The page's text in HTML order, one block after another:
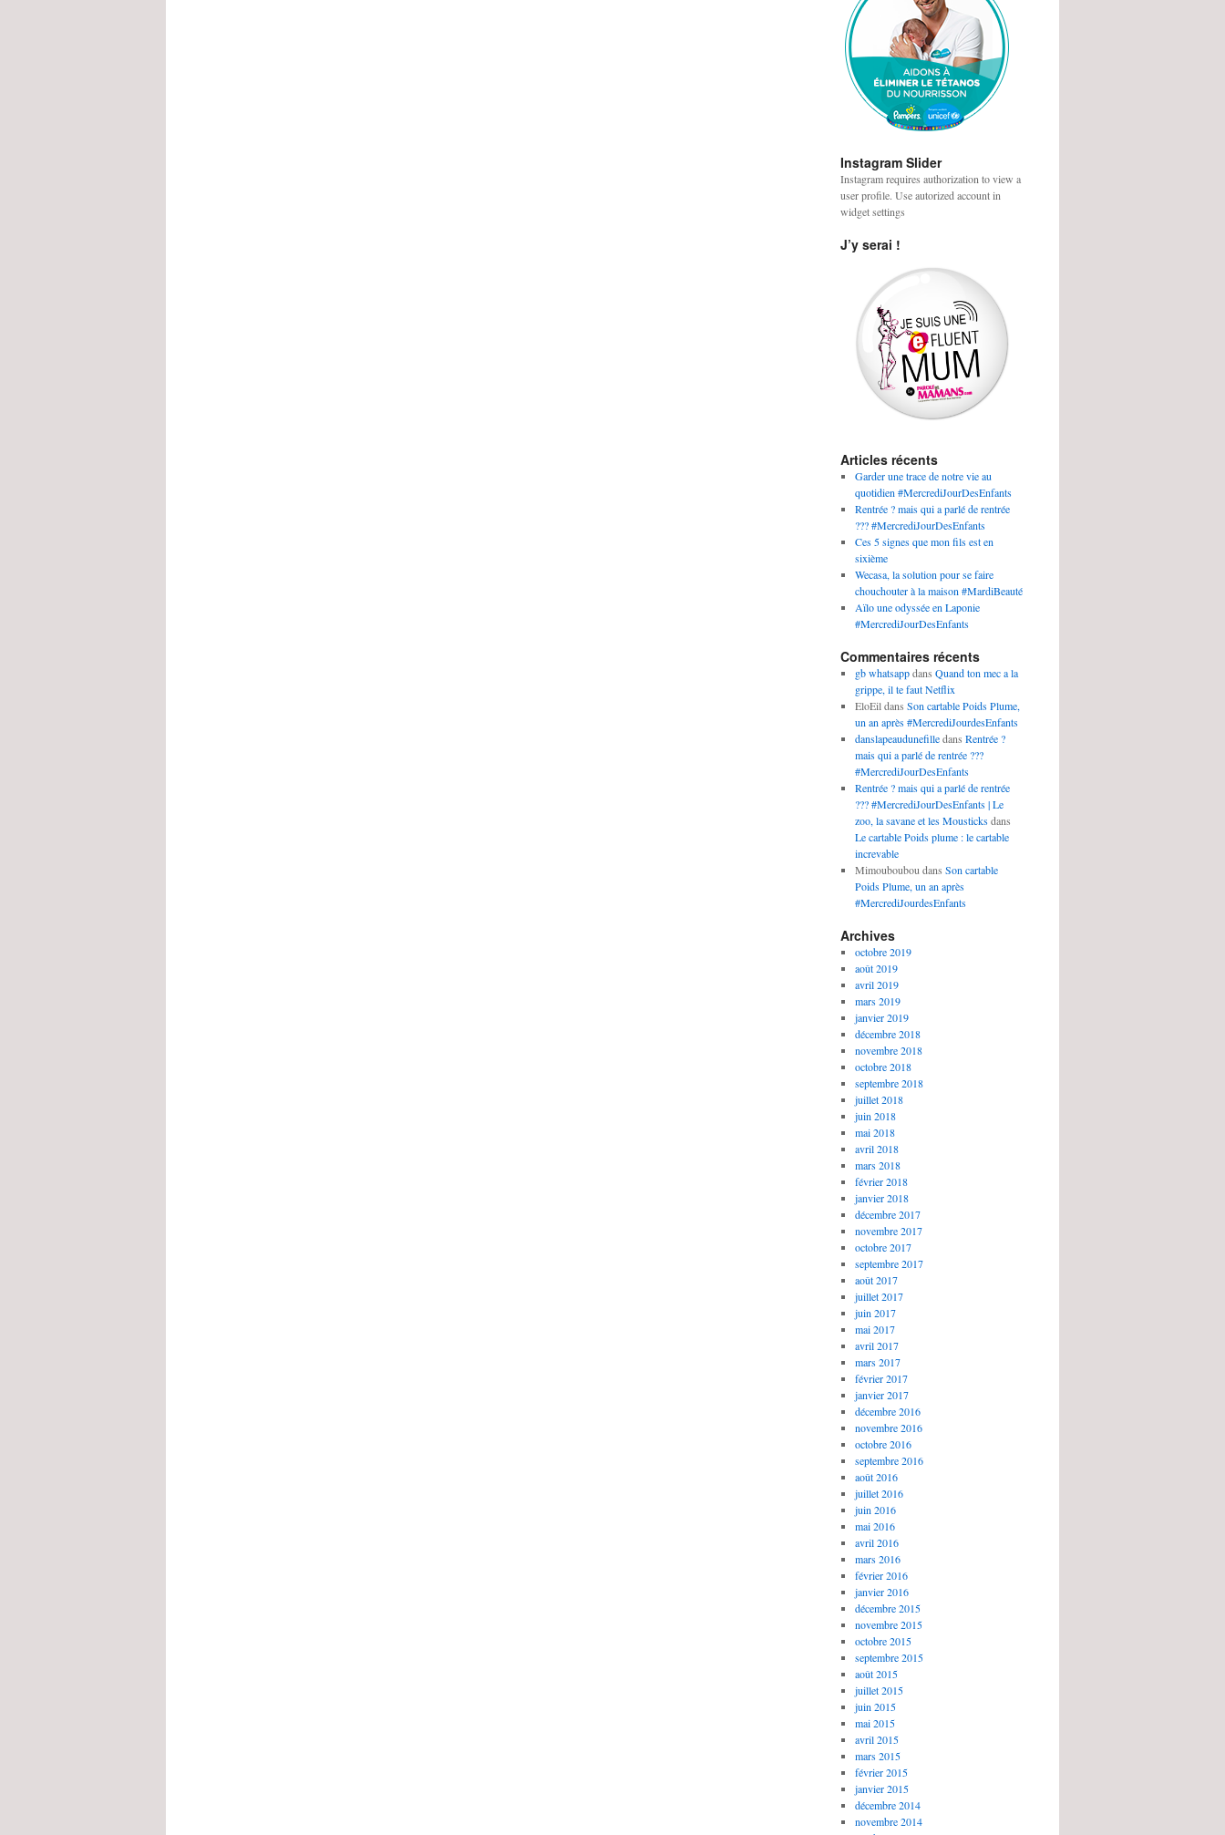
Instagram Slider
Instagram requires authorization to view a
user profile. Use autorized account in
widget settings
J’y serai !
Articles récents
Garder une trace de notre vie au
quotidien #MercrediJourDesEnfants
Rentrée ? mais qui a parlé de rentrée
??? #MercrediJourDesEnfants
Ces 5 signes que mon fils est en
sixième
Wecasa, la solution pour se faire
chouchouter à la maison #MardiBeauté
Aïlo une odyssée en Laponie
#MercrediJourDesEnfants
Commentaires récents
gb whatsappdans Quand ton mec a la
grippe, il te faut Netflix
EloEildans Son cartable Poids Plume,
un an après #MercrediJourdesEnfants
danslapeaudunefilledans Rentrée ?
mais qui a parlé de rentrée ???
#MercrediJourDesEnfants
Rentrée ? mais qui a parlé de rentrée
??? #MercrediJourDesEnfants | Le
zoo, la savane et les Mousticksdans
Le cartable Poids plume : le cartable
increvable
Mimoubouboudans Son cartable
Poids Plume, un an après
#MercrediJourdesEnfants
Archives
octobre 2019
août 2019
avril 2019
mars 2019
janvier 2019
décembre 2018
novembre 2018
octobre 2018
septembre 2018
juillet 2018
juin 2018
mai 2018
avril 2018
mars 2018
février 2018
janvier 2018
décembre 2017
novembre 2017
octobre 2017
septembre 2017
août 2017
juillet 2017
juin 2017
mai 2017
avril 2017
mars 2017
février 2017
janvier 2017
décembre 2016
novembre 2016
octobre 2016
septembre 2016
août 2016
juillet 2016
juin 2016
mai 2016
avril 2016
mars 2016
février 2016
janvier 2016
décembre 2015
novembre 2015
octobre 2015
septembre 2015
août 2015
juillet 2015
juin 2015
mai 2015
avril 2015
mars 2015
février 2015
janvier 2015
décembre 2014
novembre 2014